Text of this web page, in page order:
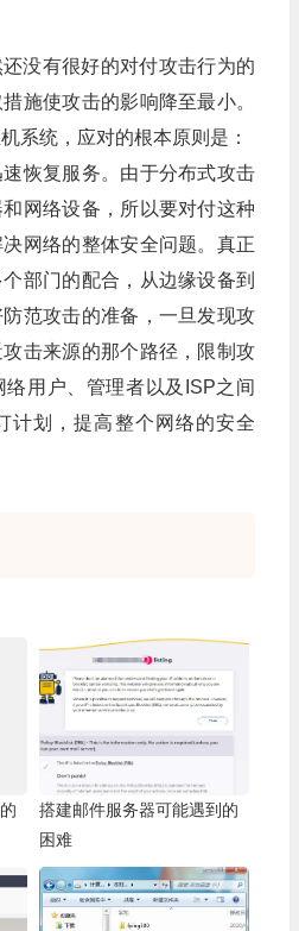
没有很好的对付攻击行为的
施使攻击的影响降至最小。
系统，应对的根本原则是：
恢复服务。由于分布式攻击
网络设备，所以要对付这种
网络的整体安全问题。真正
部门的配合，从边缘设备到
范攻击的准备，一旦发现攻
击来源的那个路径，限制攻
用户、管理者以及ISP之间
计划，提高整个网络的安全
搭建邮件服务器可能遇到的
困难